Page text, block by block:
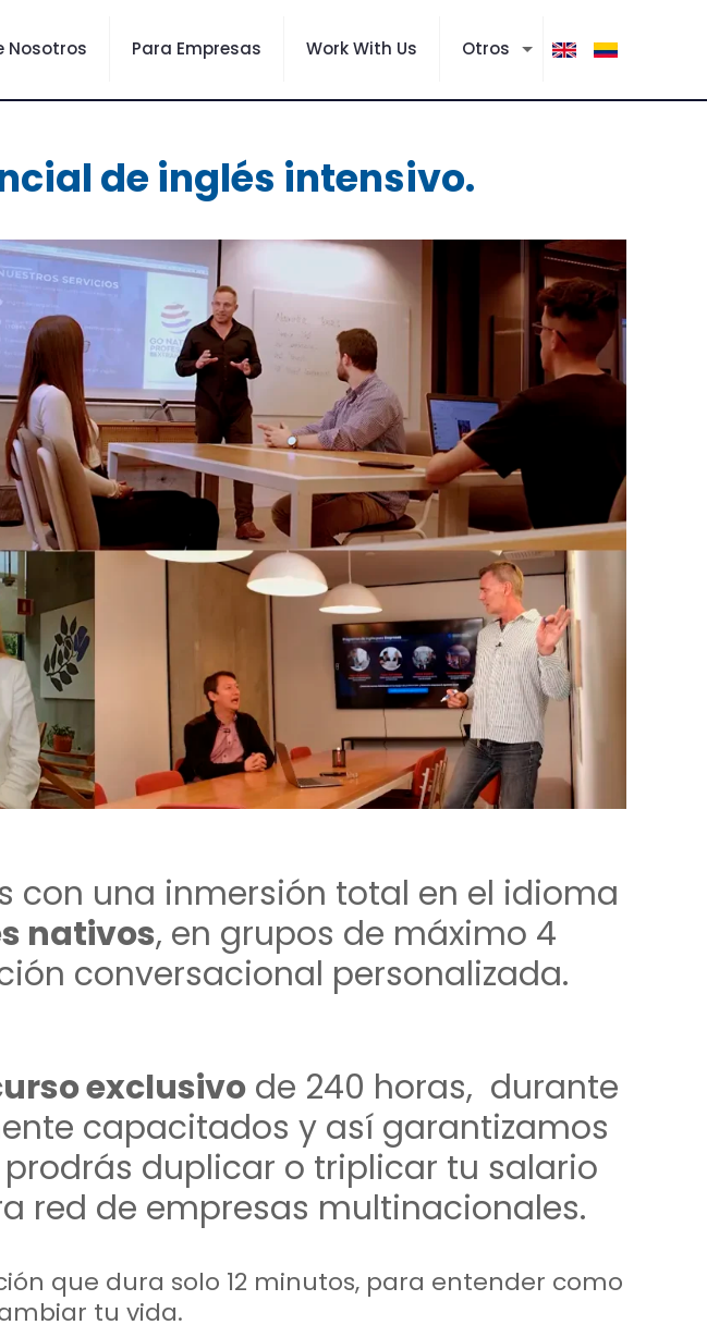
Nosotros Para Empresas Work With Us Otros
de inglés intensivo.
con una inmersión total en el idioma
nativos, en grupos de máximo 4
conversacional personalizada.
exclusivo de 240 horas, durante
capacitados y así garantizamos
duplicar o triplicar tu salario
red de empresas multinacionales.
que dura solo 12 minutos, para entender como
tu vida.